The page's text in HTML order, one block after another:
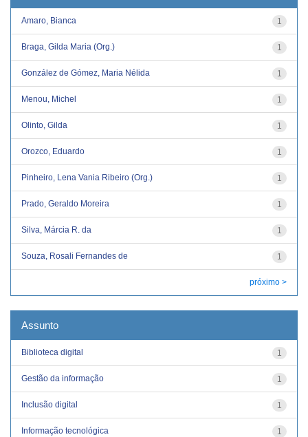
1
Amaro, Bianca
1
Braga, Gilda Maria (Org.)
1
González de Gómez, Maria Nélida
1
Menou, Michel
1
Olinto, Gilda
1
Orozco, Eduardo
1
Pinheiro, Lena Vania Ribeiro (Org.)
1
Prado, Geraldo Moreira
1
Silva, Márcia R. da
1
Souza, Rosali Fernandes de
próximo >
Assunto
1
Biblioteca digital
1
Gestão da informação
1
Inclusão digital
1
Informação tecnológica